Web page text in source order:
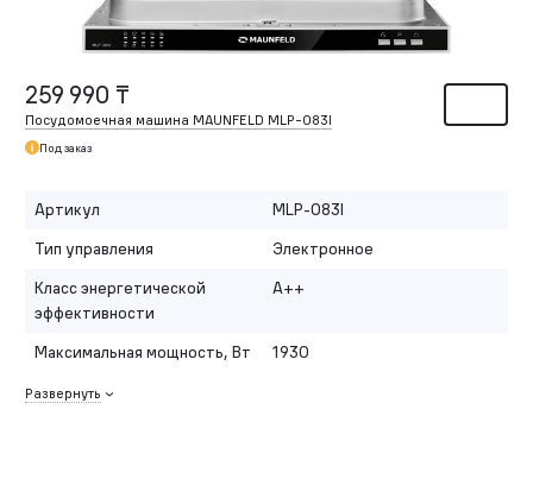
259 990 ₸
Посудомоечная машина MAUNFELD MLP-083I
Под заказ
Артикул
MLP-083I
Тип управления
Электронное
Класс энергетической
эффективности
A++
Максимальная мощность, Вт 1930
Развернуть